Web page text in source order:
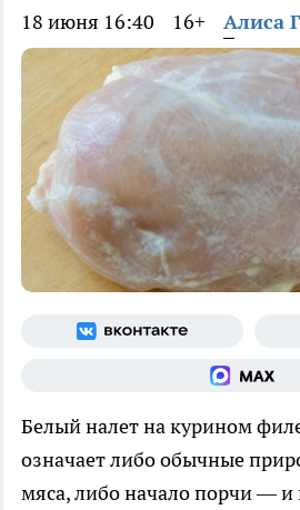
18 июня 16:40 16+ Алиса
Белый налет на курином
означает либо обычные
мяса, либо начало порчи — и